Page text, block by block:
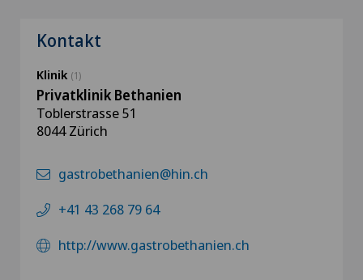
Kontakt
Klinik (1)
Privatklinik Bethanien
Toblerstrasse 51
8044 Zürich
gastrobethanien@hin.ch
+41 43 268 79 64
http://www.gastrobethanien.ch